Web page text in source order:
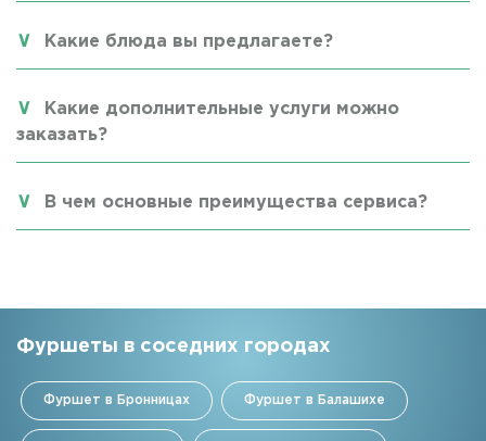
Какие блюда вы предлагаете?
Какие дополнительные услуги можно
заказать?
В чем основные преимущества сервиса?
Фуршеты в соседних городах
Фуршет в Бронницах Фуршет в Балашихе